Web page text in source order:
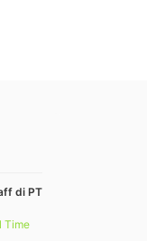
di PT
Time